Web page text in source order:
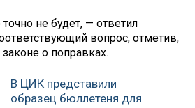
точно не будет, — ответил
вопрос, отметив,
о поправках.
В ЦИК представили
образец бюллетеня для